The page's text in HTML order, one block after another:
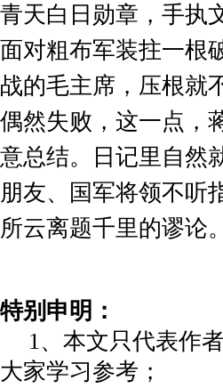
青天白日勋章，手执
面对粗布军装拄一根
战的毛主席，压根就
偶然失败，这一点，
意总结。日记里自然
朋友、国军将领不听
所云离题千里的谬论。
特别申明：
1、本文只代表作
大家学习参考；